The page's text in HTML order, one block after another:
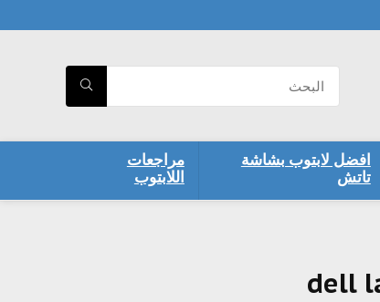
افضل لابتوب بشاشة
تاتش
مراجعات
اللابتوب
dell